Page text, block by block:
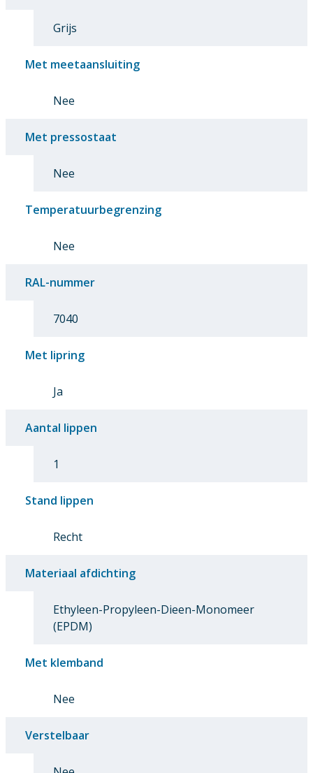
Grijs
Met meetaansluiting
Nee
Met pressostaat
Nee
Temperatuurbegrenzing
Nee
RAL-nummer
7040
Met lipring
Ja
Aantal lippen
1
Stand lippen
Recht
Materiaal afdichting
Ethyleen-Propyleen-Dieen-Monomeer
(EPDM)
Met klemband
Nee
Verstelbaar